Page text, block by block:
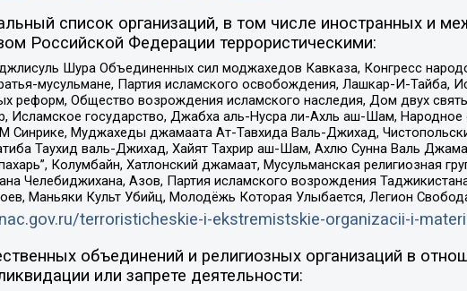
список организаций, в том числе иностранных и
Российской Федерации террористическими:
Шура Объединенных сил моджахедов Кавказа, Конгресс
мусульмане, Партия исламского освобождения, Лашкар-И-Тайба,
реформ, Общество возрождения исламского наследия, Дом двух
Исламское государство, Джабха аль-Нусра ли-Ахль аш-Шам,
Синрике, Муджахеды джамаата Ат-Тавхида Валь-Джихад,
Таухид валь-Джихад, Хайят Тахрир аш-Шам, Ахлю Сунна Валь
Колумбайн, Хатлонский джамаат, Мусульманская религиозная
Челебиджихана, Азов, Партия исламского возрождения
Маньяки Культ Убийц, Молодёжь Которая Улыбается, Легион
terroristicheskie-i-ekstremistskie-organizacii-i-
объединений и религиозных организаций в
или запрете деятельности: